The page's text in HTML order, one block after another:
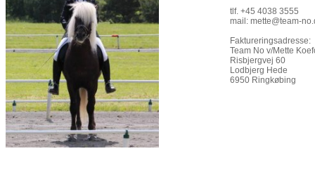
tlf. +45 4038 3555
mail: mette@team-
Faktureringsadresse:
Team No v/Mette
Risbjergvej 60
Lodbjerg Hede
6950 Ringkøbing